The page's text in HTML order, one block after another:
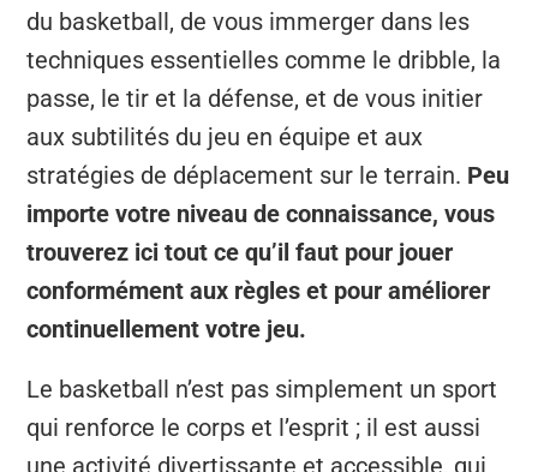
du basketball, de vous immerger dans les
techniques essentielles comme le dribble, la
passe, le tir et la défense, et de vous initier
aux subtilités du jeu en équipe et aux
stratégies de déplacement sur le terrain. Peu
importe votre niveau de connaissance, vous
trouverez ici tout ce qu’il faut pour jouer
conformément aux règles et pour améliorer
continuellement votre jeu.
Le basketball n’est pas simplement un sport
qui renforce le corps et l’esprit ; il est aussi